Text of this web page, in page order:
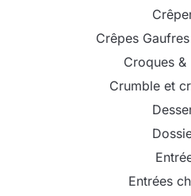
Crêpes
Croques &
Crumble et
Entrées